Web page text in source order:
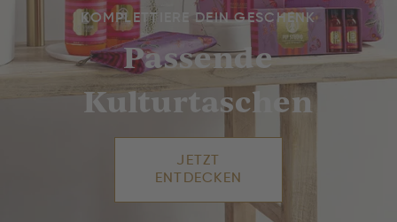
KOMPLETTIERE DEIN GESCHENK
Passende
Kulturtaschen
JETZT
ENTDECKEN